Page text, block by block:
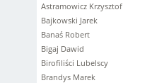
Astramowicz Krzysztof
Bajkowski Jarek
Banaś Robert
Bigaj Dawid
Birofiliści Lubelscy
Brandys Marek